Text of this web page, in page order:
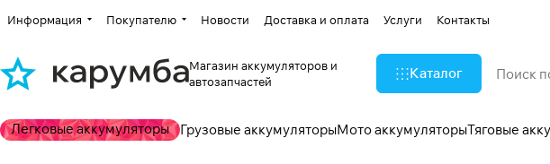
Информация Покупателю Новости Доставка и оплата Услуги Контакты
Магазин аккумуляторов и
автозапчастей
Каталог
Легковые аккумуляторы Грузовые аккумуляторыМото аккумуляторыТяговые